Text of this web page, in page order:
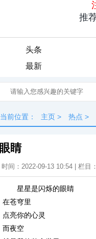
头条
最新
当前位置： 主页 > 热点 >
眼睛
时间：2022-09-13 10:54 | 栏目：
星星是闪烁的眼睛
在苍穹里
点亮你的心灵
而夜空